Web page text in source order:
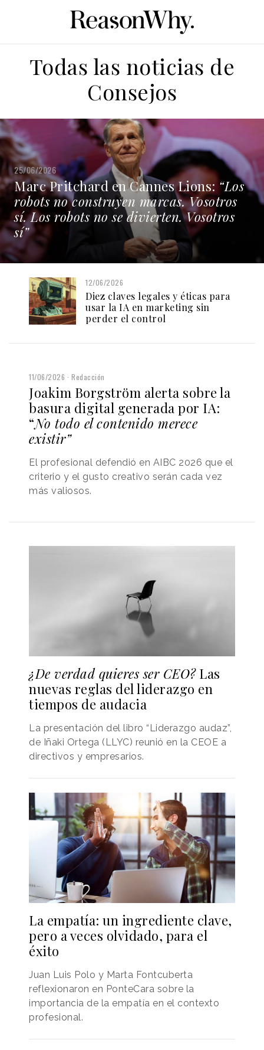
Todas las noticias de
Consejos
25/06/2026
Marc Pritchard en Cannes Lions: “Los
robots no construyen marcas. Vosotros
sí. Los robots no se divierten. Vosotros
sí”
12/06/2026
Diez claves legales y éticas para
usar la IA en marketing sin
perder el control
11/06/2026 Redacción
Joakim Borgström alerta sobre la
basura digital generada por IA:
“No todo el contenido merece
existir”
El profesional defendió en AIBC 2026 que el
criterio y el gusto creativo serán cada vez
más valiosos.
¿De verdad quieres ser CEO?Las
nuevas reglas del liderazgo en
tiempos de audacia
La presentación del libro “Liderazgo audaz”,
de Iñaki Ortega (LLYC) reunió en la CEOE a
directivos y empresarios.
La empatía: un ingrediente clave,
pero a veces olvidado, para el
éxito
Juan Luis Polo y Marta Fontcuberta
reflexionaron en PonteCara sobre la
importancia de la empatía en el contexto
profesional.